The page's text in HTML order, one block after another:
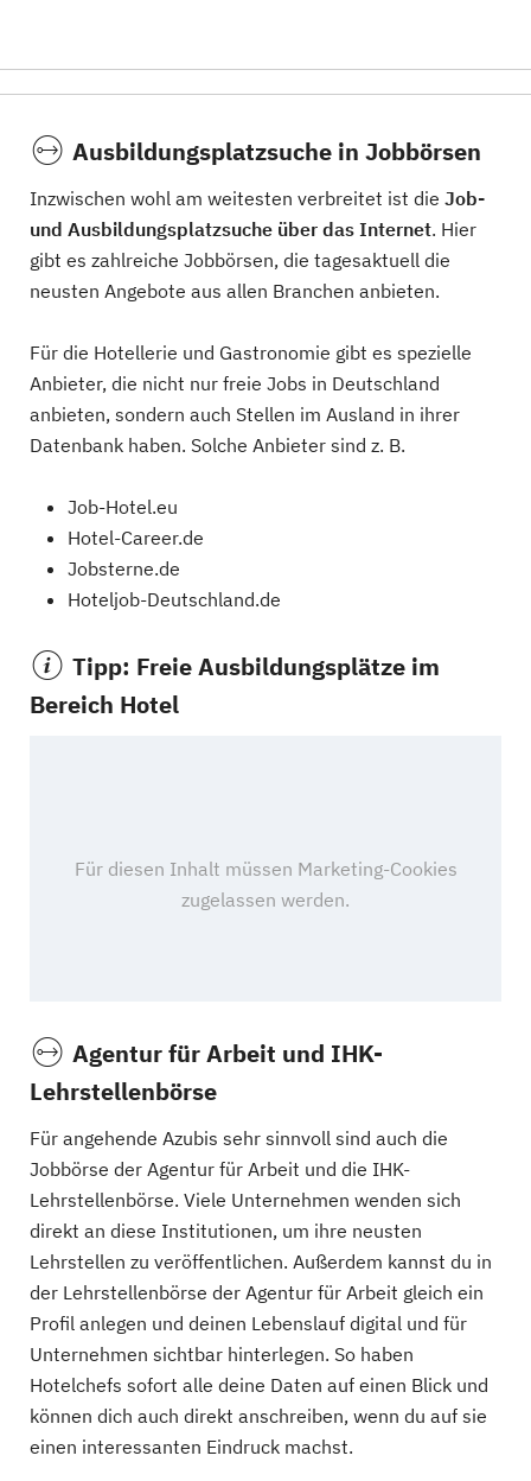
Ausbildungsplatzsuche in Jobbörsen
Inzwischen wohl am weitesten verbreitet ist die Job-
und Ausbildungsplatzsuche über das Internet. Hier
gibt es zahlreiche Jobbörsen, die tagesaktuell die
neusten Angebote aus allen Branchen anbieten.
Für die Hotellerie und Gastronomie gibt es spezielle
Anbieter, die nicht nur freie Jobs in Deutschland
anbieten, sondern auch Stellen im Ausland in ihrer
Datenbank haben. Solche Anbieter sind z. B.
Job-Hotel.eu
Hotel-Career.de
Jobsterne.de
Hoteljob-Deutschland.de
Tipp: Freie Ausbildungsplätze im
Bereich Hotel
Agentur für Arbeit und IHK-
Lehrstellenbörse
Für angehende Azubis sehr sinnvoll sind auch die
Jobbörse der Agentur für Arbeit und die IHK-
Lehrstellenbörse. Viele Unternehmen wenden sich
direkt an diese Institutionen, um ihre neusten
Lehrstellen zu veröffentlichen. Außerdem kannst du in
der Lehrstellenbörse der Agentur für Arbeit gleich ein
Profil anlegen und deinen Lebenslauf digital und für
Unternehmen sichtbar hinterlegen. So haben
Hotelchefs sofort alle deine Daten auf einen Blick und
können dich auch direkt anschreiben, wenn du auf sie
einen interessanten Eindruck machst.